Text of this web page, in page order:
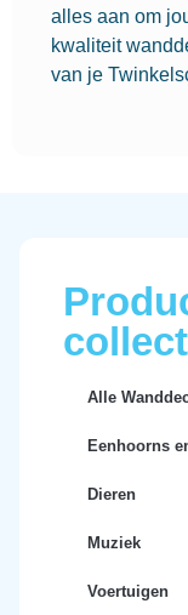
alles aan om
kwaliteit
van je
Alle
Eenhoorns
Dieren
Muziek
Voertuigen